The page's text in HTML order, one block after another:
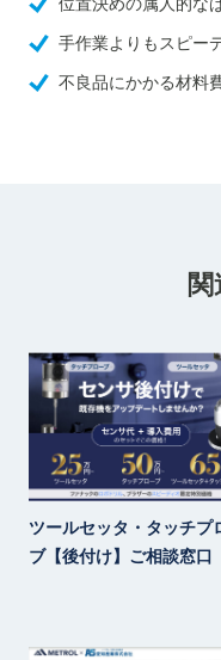
位置決めの属人的な
手作業よりもスピー
不良品にかかる材料
ツールセッタ・タッチプ
ブ【後付け】ご相談窓口